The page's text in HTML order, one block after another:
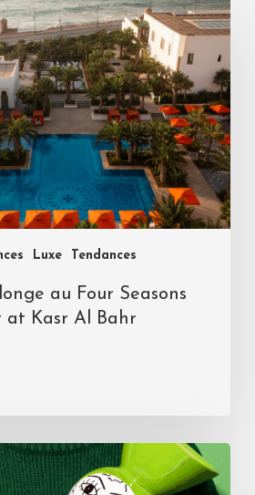
Luxe Tendances
au Four Seasons
at Kasr Al Bahr